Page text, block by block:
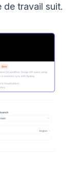
de travail suit.